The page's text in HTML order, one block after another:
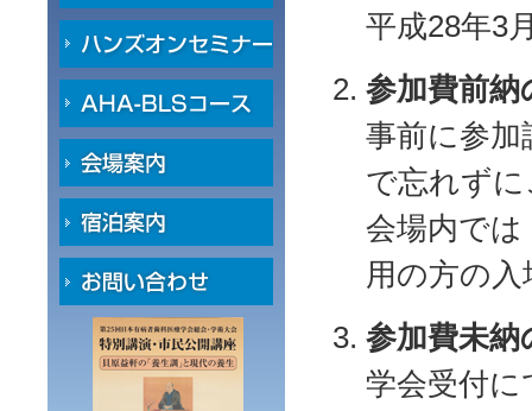
平成28年3
参加費前納
事前に参
で忘れず
会場内で
用の方の
参加費未納
学会受付に